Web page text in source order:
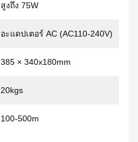
สูงถึง 75W
อะแดปเตอร์ AC (AC110-240V)
385 × 340x180mm
20kgs
100-500m